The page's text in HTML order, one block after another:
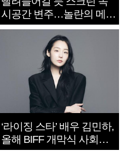
시공간 변주…놀란의 메시
지는 ‘전쟁 속죄’
‘라이징 스타’ 배우 김민하,
올해 BIFF 개막식 사회자
확정